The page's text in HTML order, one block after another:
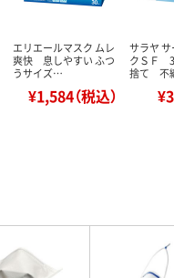
エリエールマスク ムレ
爽快 息しやすい ふつ
うサイズ…
¥1,584（税込）
サラヤ
クＳＦ
捨て 不